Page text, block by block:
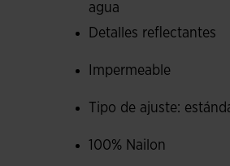
agua
Detalles reflectantes
Impermeable
Tipo de ajuste:
100% Nailon